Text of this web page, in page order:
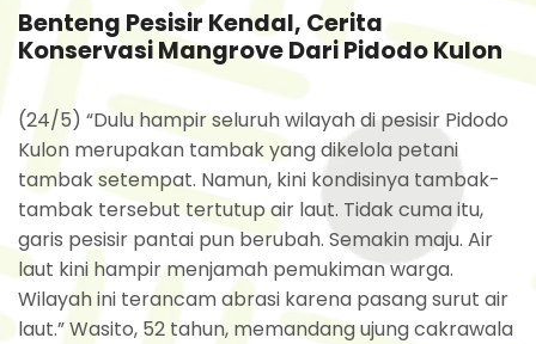
Benteng Pesisir Kendal, Cerita
Konservasi Mangrove Dari Pidodo Kulon
(24/5) “Dulu hampir seluruh wilayah di pesisir Pidodo
Kulon merupakan tambak yang dikelola petani
tambak setempat. Namun, kini kondisinya tambak-
tambak tersebut tertutup air laut. Tidak cuma itu,
garis pesisir pantai pun berubah. Semakin maju. Air
laut kini hampir menjamah pemukiman warga.
Wilayah ini terancam abrasi karena pasang surut air
laut.” Wasito, 52 tahun, memandang ujung cakrawala